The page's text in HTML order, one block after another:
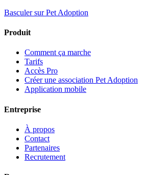
Basculer sur Pet Adoption
Produit
Comment ça marche
Tarifs
Accès Pro
Créer une association Pet Adoption
Application mobile
Entreprise
À propos
Contact
Partenaires
Recrutement